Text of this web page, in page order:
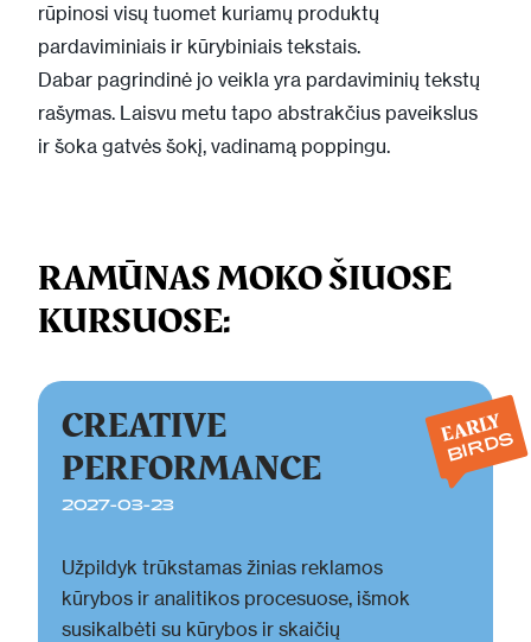
rūpinosi visų tuomet kuriamų produktų
pardaviminiais ir kūrybiniais tekstais.
Dabar pagrindinė jo veikla yra pardaviminių tekstų
rašymas. Laisvu metu tapo abstrakčius paveikslus
ir šoka gatvės šokį, vadinamą poppingu.
RAMŪNAS MOKO ŠIUOSE
KURSUOSE:
CREATIVE
PERFORMANCE
2027-03-23
Užpildyk trūkstamas žinias reklamos
kūrybos ir analitikos procesuose, išmok
susikalbėti su kūrybos ir skaičių
EARLY
BIRDS